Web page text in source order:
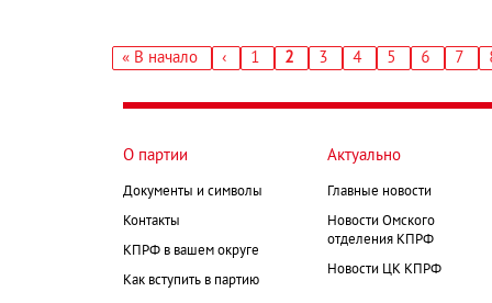
страниц
Первая
« В начало ←
‹ Страница
1
Текущая
2 Страница
3 Страница
4 Страница
5 Страница
6 7
О партии
Документы и символы
Контакты
КПРФ в вашем округе
Как вступить в партию
Актуально
Главные новости
Новости Омского
отделения КПРФ
Новости ЦК КПРФ